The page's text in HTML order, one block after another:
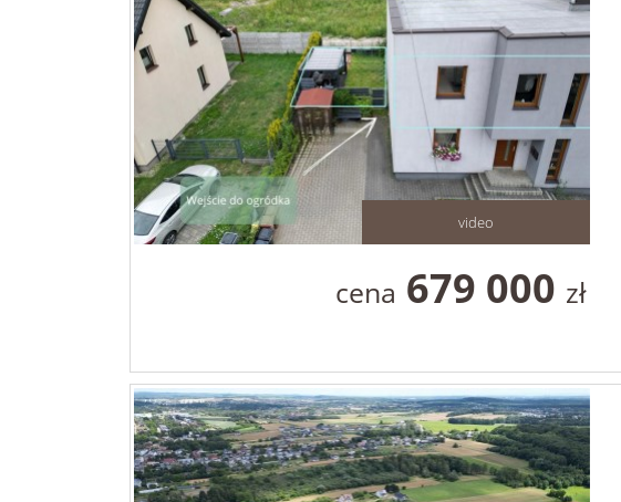
video
cena 679 000 zł